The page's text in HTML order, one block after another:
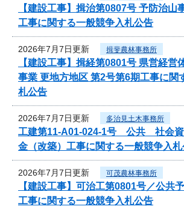
【建設工事】揖治第0807号 予防治山
工事に関する一般競争入札公告
2026年7月7日更新 揖斐農林事務所
【建設工事】揖経第0801号 県営経営
事業 更地方地区 第2号第6期工事に関
札公告
2026年7月7日更新 多治見土木事務所
工建第11-A01-024-1号 公共 社会資
金（改築）工事に関する一般競争入
2026年7月7日更新 可茂農林事務所
【建設工事】可治工第0801号／公共
工事に関する一般競争入札公告